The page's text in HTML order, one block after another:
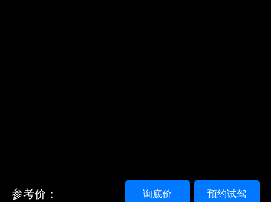
参考价： 预约试驾
询底价